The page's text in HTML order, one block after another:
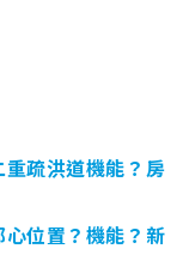
疏洪道機能？房
位置？機能？新